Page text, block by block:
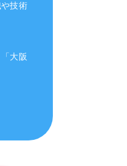
技術
大阪